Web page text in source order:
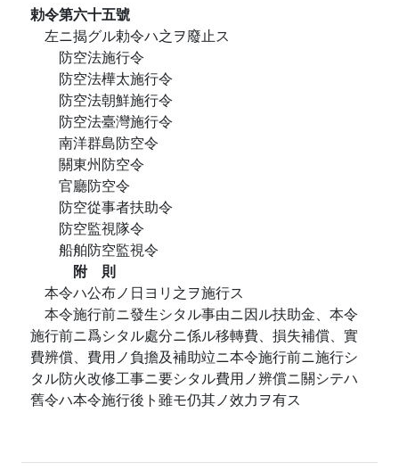
勅令第六十五號
左ニ揭グル勅令ハ之ヲ廢止ス
防空法施行令
防空法樺太施行令
防空法朝鮮施行令
防空法臺灣施行令
南洋群島防空令
關東州防空令
官廳防空令
防空從事者扶助令
防空監視隊令
船舶防空監視令
附 則
本令ハ公布ノ日ヨリ之ヲ施行ス
本令施行前ニ發生シタル事由ニ因ル扶助金、本令
施行前ニ爲シタル處分ニ係ル移轉費、損失補償、實
費辨償、費用ノ負擔及補助竝ニ本令施行前ニ施行シ
タル防火改修工事ニ要シタル費用ノ辨償ニ關シテハ
舊令ハ本令施行後ト雖モ仍其ノ效力ヲ有ス